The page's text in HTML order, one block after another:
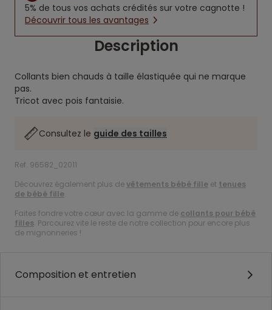
5% de tous vos achats crédités sur votre cagnotte !
Découvrir tous les avantages
Description
Collants bien chauds à taille élastiquée qui ne marque
pas.
Tricot avec pois fantaisie.
Consultez le guide des tailles
Ref. 96582_02011
Découvrez également plus devêtements bébé fille et tenues
de bébé fille.
Faites fondre votre cœur avec la gamme de collants pour bébé
filles. Parcourez vite le reste de notre collection pour encore plus
de mignonneries !
Composition et entretien